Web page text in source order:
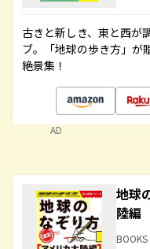
古きと新しき、東と西が
ブ。「地球の歩き方」が
絶景集！
AD
地球
陸編